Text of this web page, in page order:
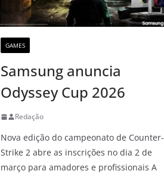
GAMES
Samsung anuncia
Odyssey Cup 2026
Redação
Nova edição do campeonato de Counter-
Strike 2 abre as inscrições no dia 2 de
março para amadores e profissionais A